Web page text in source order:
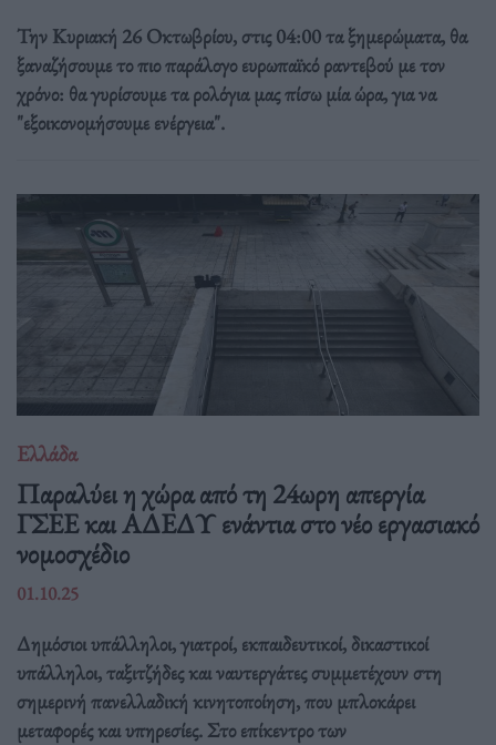
Την Κυριακή 26 Οκτωβρίου, στις 04:00 τα ξημερώματα, θα
ξαναζήσουμε το πιο παράλογο ευρωπαϊκό ραντεβού με τον
χρόνο: θα γυρίσουμε τα ρολόγια μας πίσω μία ώρα, για να
"εξοικονομήσουμε ενέργεια".
Ελλάδα
Παραλύει η χώρα από τη 24ωρη απεργία
ΓΣΕΕ και ΑΔΕΔΥ ενάντια στο νέο εργασιακό
νομοσχέδιο
01.10.25
Δημόσιοι υπάλληλοι, γιατροί, εκπαιδευτικοί, δικαστικοί
υπάλληλοι, ταξιτζήδες και ναυτεργάτες συμμετέχουν στη
σημερινή πανελλαδική κινητοποίηση, που μπλοκάρει
μεταφορές και υπηρεσίες. Στο επίκεντρο των